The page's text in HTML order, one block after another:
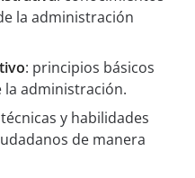
la administración
: principios básicos
la administración.
y habilidades
de manera